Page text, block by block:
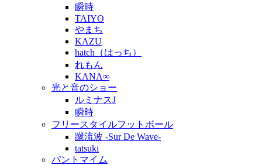
瞬時
TAIYO
やまち
KAZU
hatch（はっち）
れもん
KANA∞
光と音のショー
ルミナスJ
瞬時
フリースタイルフットボール
蹴流波 -Sur De Wave-
tatsuki
パントマイム